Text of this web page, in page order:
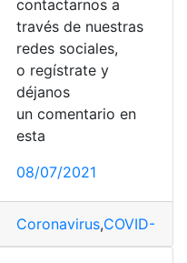
contactarnos a
través de nuestras
redes sociales,
o regístrate y
déjanos
un comentario en
esta
08/07/2021
Coronavirus,COVID-19